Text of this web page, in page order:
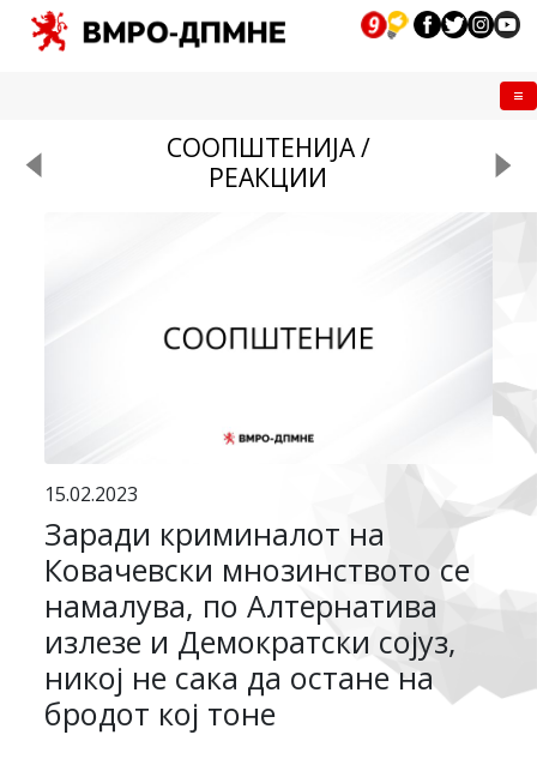
СООПШТЕНИЈА /
РЕАКЦИИ
15.02.2023
Заради криминалот на
Ковачевски мнозинството се
намалува, по Алтернатива
излезе и Демократски сојуз,
никој не сака да остане на
бродот кој тоне